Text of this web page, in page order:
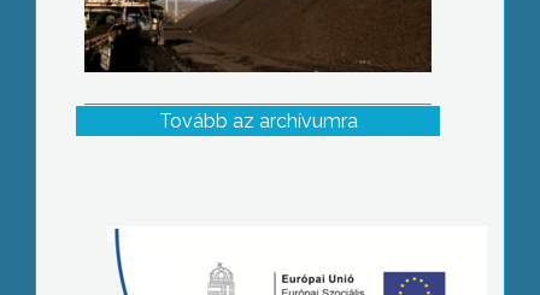
Tovább az archívumra